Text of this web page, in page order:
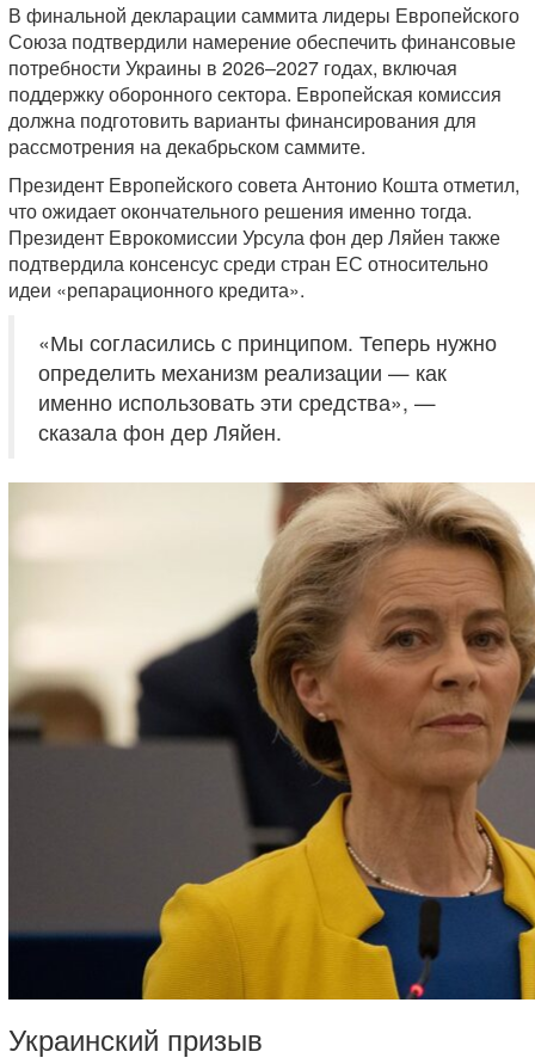
В финальной декларации саммита лидеры Европейского
Союза подтвердили намерение обеспечить финансовые
потребности Украины в 2026–2027 годах, включая
поддержку оборонного сектора. Европейская комиссия
должна подготовить варианты финансирования для
рассмотрения на декабрьском саммите.
Президент Европейского совета Антонио Кошта отметил,
что ожидает окончательного решения именно тогда.
Президент Еврокомиссии Урсула фон дер Ляйен также
подтвердила консенсус среди стран ЕС относительно
идеи «репарационного кредита».
«Мы согласились с принципом. Теперь нужно
определить механизм реализации — как
именно использовать эти средства», —
сказала фон дер Ляйен.
Украинский призыв